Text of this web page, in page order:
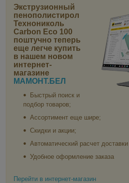
Экструзионный
пенополистирол
Технониколь
Carbon Eco 100
поштучно теперь
еще легче купить
в нашем новом
интернет-
магазине
МАМОНТ.БЕЛ
Быстрый поиск и
подбор товаров;
Ассортимент еще шире;
Скидки и акции;
Автоматический расчет доставки
Удобное оформление заказа
Перейти в интернет-магазин